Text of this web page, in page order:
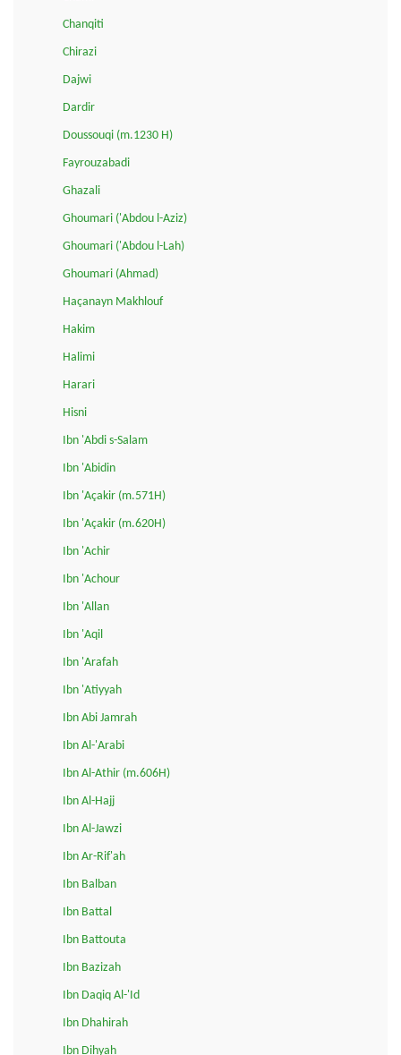
Chanqiti
Chirazi
Dajwi
Dardir
Doussouqi (m.1230 H)
Fayrouzabadi
Ghazali
Ghoumari ('Abdou l-Aziz)
Ghoumari ('Abdou l-Lah)
Ghoumari (Ahmad)
Haçanayn Makhlouf
Hakim
Halimi
Harari
Hisni
Ibn 'Abdi s-Salam
Ibn 'Abidin
Ibn 'Açakir (m.571H)
Ibn 'Açakir (m.620H)
Ibn 'Achir
Ibn 'Achour
Ibn 'Allan
Ibn 'Aqil
Ibn 'Arafah
Ibn 'Atiyyah
Ibn Abi Jamrah
Ibn Al-'Arabi
Ibn Al-Athir (m.606H)
Ibn Al-Hajj
Ibn Al-Jawzi
Ibn Ar-Rif'ah
Ibn Balban
Ibn Battal
Ibn Battouta
Ibn Bazizah
Ibn Daqiq Al-'Id
Ibn Dhahirah
Ibn Dihyah